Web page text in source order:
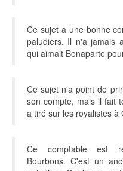
Ce sujet a une bonne
paludiers. Il n'a jamais
qui aimait Bonaparte
Ce sujet n'a point de
son compte, mais il fait
a tiré sur les royalistes à
Ce comptable est
Bourbons. C'est un